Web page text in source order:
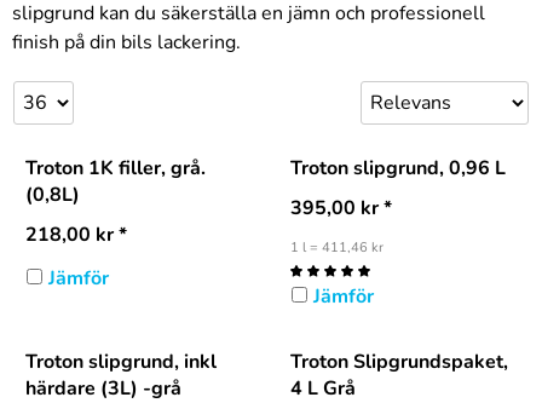
slipgrund kan du säkerställa en jämn och professionell
finish på din bils lackering.
Troton 1K filler, grå.
(0,8L)
218,00 kr*
Jämför
Troton slipgrund, 0,96 L
395,00 kr*
1 l = 411,46 kr
Jämför
Troton slipgrund, inkl
härdare (3L) -grå
Troton Slipgrundspaket,
4 L Grå